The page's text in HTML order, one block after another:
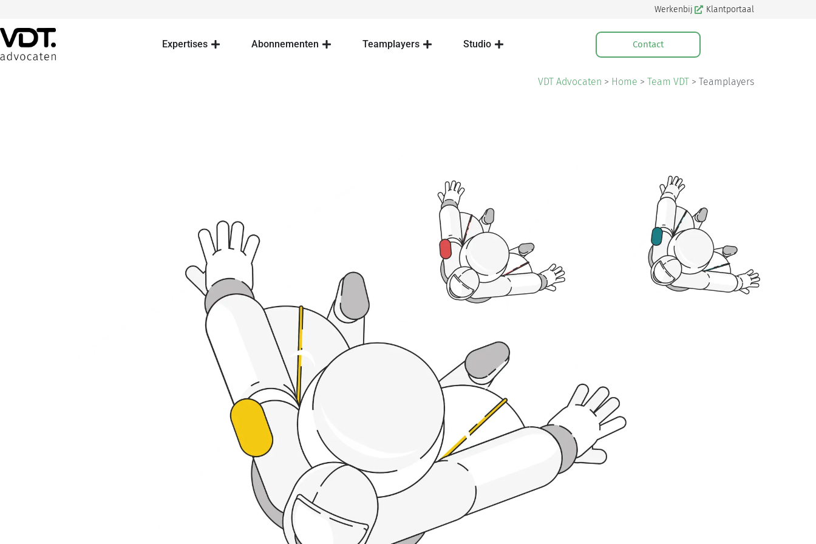
Werkenbij Klantportaal
Expertises Abonnementen Teamplayers Studio Contact
VDT Advocaten > Home > Team VDT > Teamplayers